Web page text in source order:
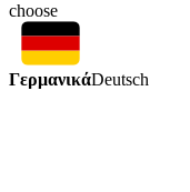
choose
ΓερμανικάDeutsch